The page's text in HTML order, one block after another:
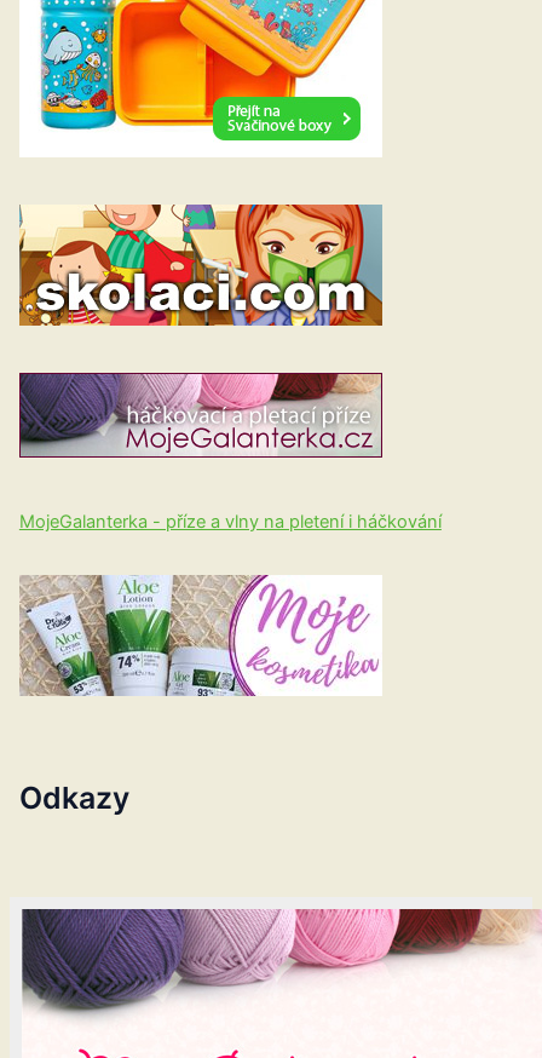
MojeGalanterka - příze a vlny na pletení i háčkování
Odkazy